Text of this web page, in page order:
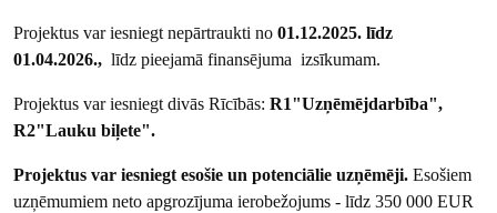
Projektus var iesniegt nepārtraukti no01.12.2025. līdz
01.04.2026., līdz pieejamā finansējuma izsīkumam.
Projektus var iesniegt divās Rīcībās:R1"Uzņēmējdarbība",
R2"Lauku biļete".
Projektus var iesniegt esošie un potenciālie uzņēmēji. Esošiem
uzņēmumiem neto apgrozījuma ierobežojums - līdz 350 000 EUR